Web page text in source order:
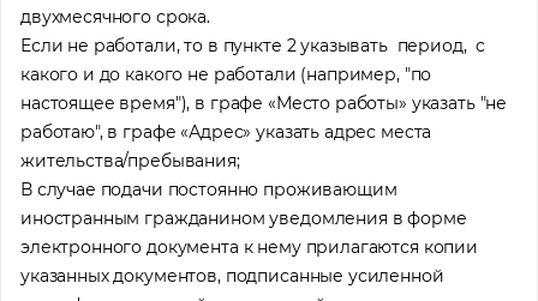
двухмесячного срока.
Если не работали, то в пункте 2 указывать период, с
какого и до какого не работали (например, "по
настоящее время"), в графе «Место работы» указать "не
работаю", в графе «Адрес» указать адрес места
жительства/пребывания;
В случае подачи постоянно проживающим
иностранным гражданином уведомления в форме
электронного документа к нему прилагаются копии
указанных документов, подписанные усиленной